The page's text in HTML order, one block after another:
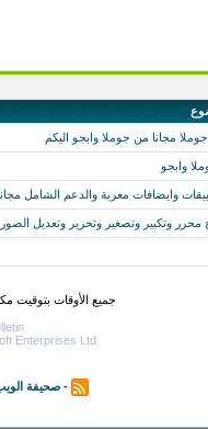
مجانا من جوملا وابجو اليكم
وابجو
وايضافات معربة والدعم الشامل مجانا
جميع الأوقات بتوقيت
Enterprises Ltd.
- صحيفة الويب